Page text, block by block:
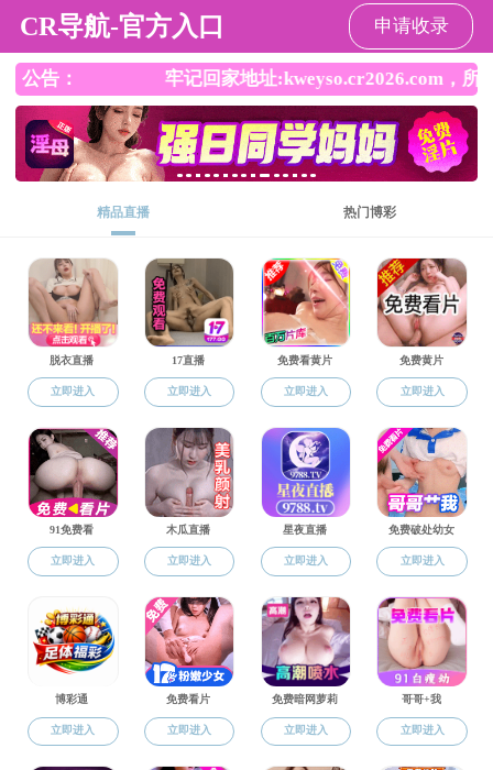
毛片
毛片概况 人才培养
科学研究
Scientific Research 毛片 / 科学研究 /
科研项目
毛片 科研办
湖南省自动化